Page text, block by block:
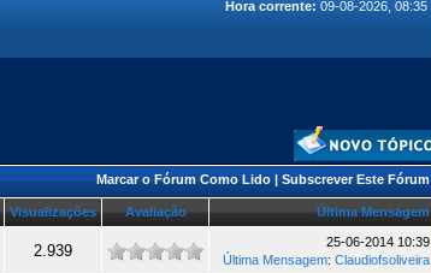
Hora corrente: 09-08-2026, 08:35
Marcar o Fórum Como Lido | Subscrever Este Fórum
Visualizações Avaliação Última Mensagem
2.939
25-06-2014 10:39
Última Mensagem: Claudiofsoliveira